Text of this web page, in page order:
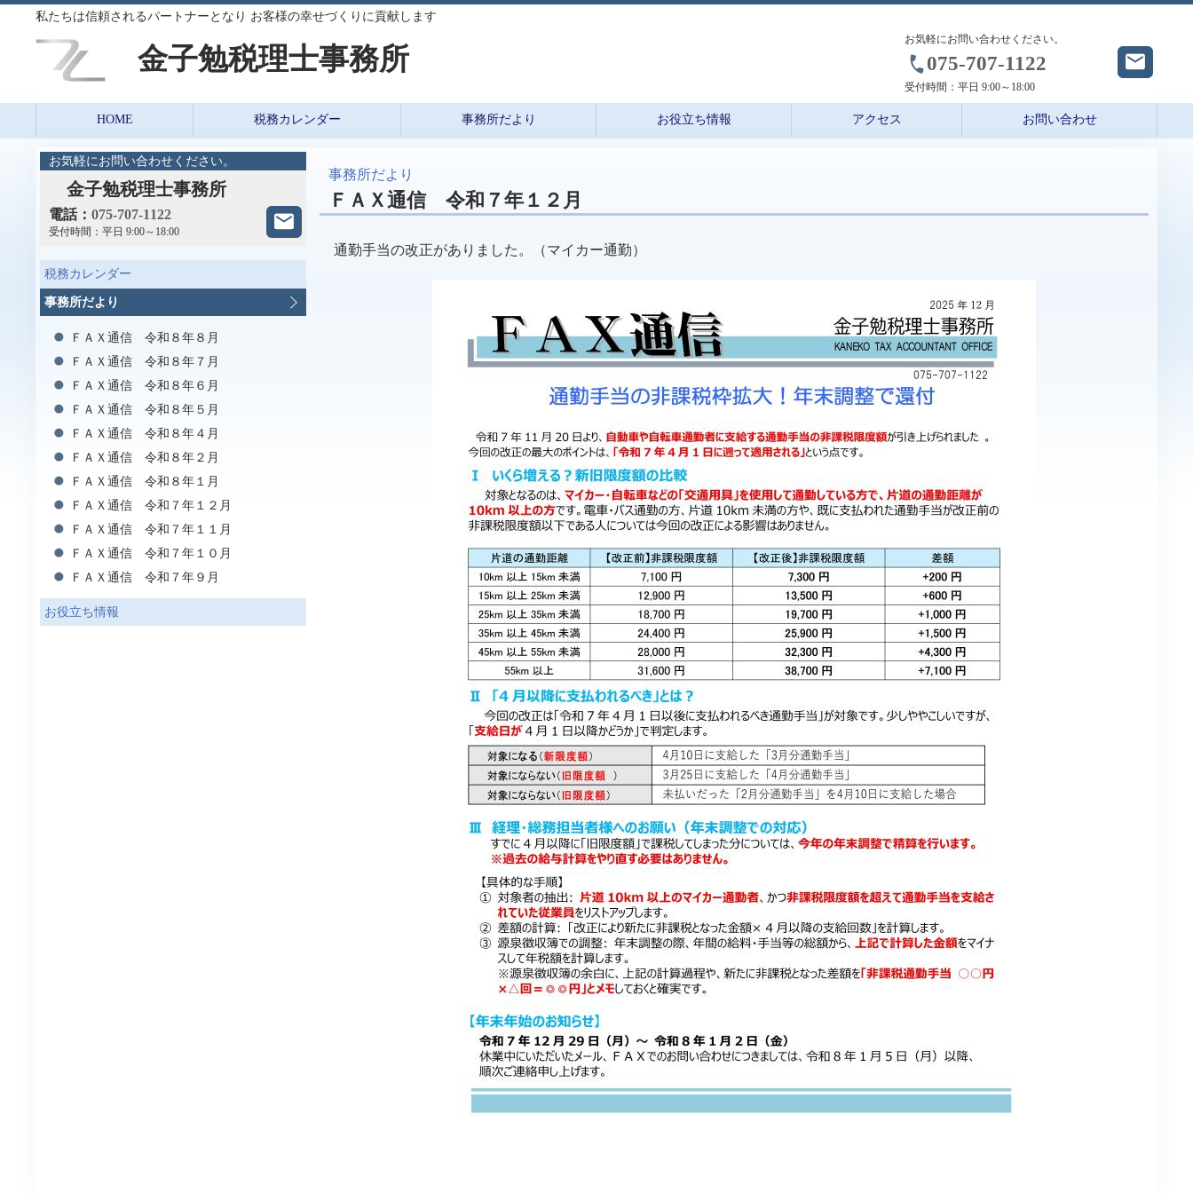
私たちは信頼されるパートナーとなり お客様の幸せづくりに貢献します
金子勉税理士事務所
お気軽にお問い合わせください。
075-707-1122
受付時間： 平日 9:00～18:00
HOME 税務カレンダー 事務所だより お役立ち情報 アクセス お問い合わせ
事務所だより
ＦＡＸ通信 令和７年１２月
通勤手当の改正がありました。（マイカー通勤）
お気軽にお問い合わせください。
金子勉税理士事務所
電話： 075-707-1122
受付時間： 平日 9:00～18:00
税務カレンダー
事務所だより
ＦＡＸ通信 令和８年８月
ＦＡＸ通信 令和８年７月
ＦＡＸ通信 令和８年６月
ＦＡＸ通信 令和８年５月
ＦＡＸ通信 令和８年４月
ＦＡＸ通信 令和８年２月
ＦＡＸ通信 令和８年１月
ＦＡＸ通信 令和７年１２月
ＦＡＸ通信 令和７年１１月
ＦＡＸ通信 令和７年１０月
ＦＡＸ通信 令和７年９月
お役立ち情報